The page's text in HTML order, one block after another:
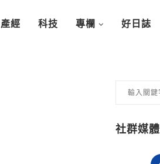
產經 科技 專欄 好日誌
社群媒體